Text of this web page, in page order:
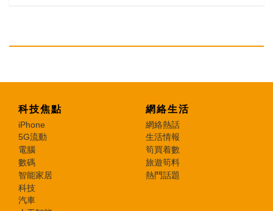
科技焦點
iPhone
5G流動
電腦
數碼
智能家居
科技
汽車
網絡生活
網絡熱話
生活情報
筍買着數
旅遊筍料
熱門話題